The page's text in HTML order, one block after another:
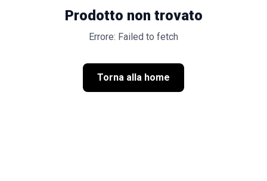
Prodotto non trovato
Errore: Failed to fetch
Torna alla home